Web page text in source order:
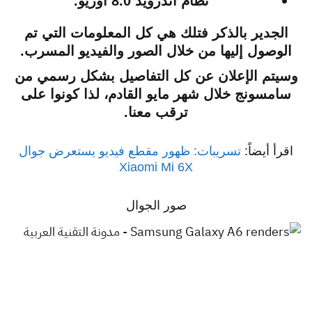
الجدير بالذكر فتلك هي كل المعلومات التي تم
الوصول إليها من خلال الصور والفيديو المسرب.
وسيتم الإعلان عن كل التفاصيل بشكل رسمي من
سامسونج خلال شهر مايو القادم، لذا كونوا على
ترقب معنا.
اقرأ أيضاً: تسريبات: ظهور مقطع فيديو يستعرض جوال
Xiaomi Mi 6X
صور الجوال